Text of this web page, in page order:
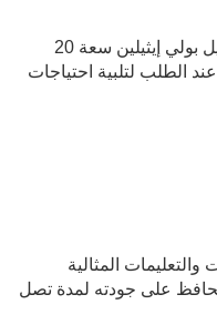
يتم تعبئته في عبوات قياسية في براميل بولي إيثيلين سعة 20
الطلب لتلبية احتياجات
والتعليمات المثالية
على جودته لمدة تصل